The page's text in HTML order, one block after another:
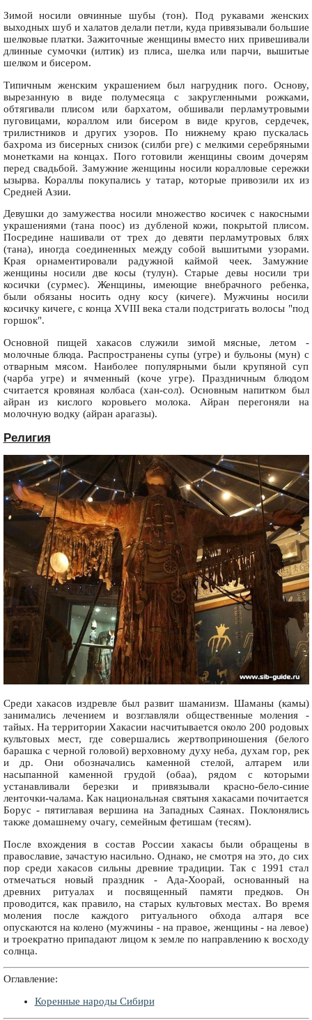
Зимой носили овчинные шубы (тон). Под рукавами женских
выходных шуб и халатов делали петли, куда привязывали большие
шелковые платки. Зажиточные женщины вместо них привешивали
длинные сумочки (илтик) из плиса, шелка или парчи, вышитые
шелком и бисером.
Типичным женским украшением был нагрудник пого. Основу,
вырезанную в виде полумесяца с закругленными рожками,
обтягивали плисом или бархатом, обшивали перламутровыми
пуговицами, кораллом или бисером в виде кругов, сердечек,
трилистников и других узоров. По нижнему краю пускалась
бахрома из бисерных снизок (силби рге) с мелкими серебряными
монетками на концах. Пого готовили женщины своим дочерям
перед свадьбой. Замужние женщины носили коралловые сережки
ызырва. Кораллы покупались у татар, которые привозили их из
Средней Азии.
Девушки до замужества носили множество косичек с накосными
украшениями (тана поос) из дубленой кожи, покрытой плисом.
Посредине нашивали от трех до девяти перламутровых блях
(тана), иногда соединенных между собой вышитыми узорами.
Края орнаментировали радужной каймой чеек. Замужние
женщины носили две косы (тулун). Старые девы носили три
косички (сурмес). Женщины, имеющие внебрачного ребенка,
были обязаны носить одну косу (кичеге). Мужчины носили
косичку кичеге, с конца XVIII века стали подстригать волосы "под
горшок".
Основной пищей хакасов служили зимой мясные, летом -
молочные блюда. Распространены супы (угре) и бульоны (мун) с
отварным мясом. Наиболее популярными были крупяной суп
(чарба угре) и ячменный (кoче угре). Праздничным блюдом
считается кровяная колбаса (хан-сoл). Основным напитком был
айран из кислого коровьего молока. Айран перегоняли на
молочную водку (айран арагазы).
Религия
Среди хакасов издревле был развит шаманизм. Шаманы (камы)
занимались лечением и возглавляли общественные моления -
тайых. На территории Хакасии насчитывается около 200 родовых
культовых мест, где совершались жертвоприношения (белого
барашка с черной головой) верховному духу неба, духам гор, рек
и др. Они обозначались каменной стелой, алтарем или
насыпанной каменной грудой (обаа), рядом с которыми
устанавливали березки и привязывали красно-бело-синие
ленточки-чалама. Как национальная святыня хакасами почитается
Борус - пятиглавая вершина на Западных Саянах. Поклонялись
также домашнему очагу, семейным фетишам (тесям).
После вхождения в состав России хакасы были обращены в
православие, зачастую насильно. Однако, не смотря на это, до сих
пор среди хакасов сильны древние традиции. Так с 1991 стал
отмечаться новый праздник - Ада-Хоорай, основанный на
древних ритуалах и посвященный памяти предков. Он
проводится, как правило, на старых культовых местах. Во время
моления после каждого ритуального обхода алтаря все
опускаются на колено (мужчины - на правое, женщины - на левое)
и троекратно припадают лицом к земле по направлению к восходу
солнца.
Оглавление:
Коренные народы Сибири